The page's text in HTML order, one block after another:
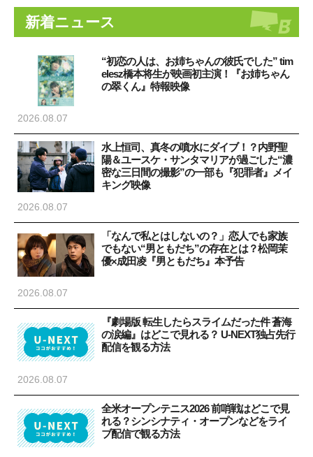
新着ニュース
“初恋の人は、お姉ちゃんの彼氏でした” tim
elesz橋本将生が映画初主演！『お姉ちゃん
の翠くん』特報映像
2026.08.07
水上恒司、真冬の噴水にダイブ！？内野聖
陽＆ユースケ・サンタマリアが過ごした“濃
密な三日間の撮影”の一部も『犯罪者』メイ
キング映像
2026.08.07
「なんで私とはしないの？」恋人でも家族
でもない“男ともだち”の存在とは？松岡茉
優×成田凌『男ともだち』本予告
2026.08.07
『劇場版 転生したらスライムだった件 蒼海
の涙編』はどこで見れる？ U-NEXT独占先行
配信を観る方法
2026.08.07
全米オープンテニス2026 前哨戦はどこで見
れる？シンシナティ・オープンなどをライ
ブ配信で観る方法